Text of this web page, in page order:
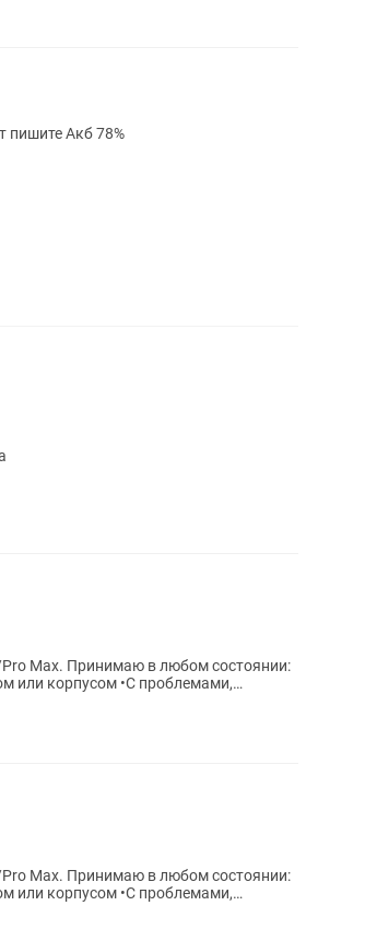
Айфон 12 Про Мах в отличном состоянии. Все работает пишите Акб 78%
Max. Принимаю в любом состоянии:
или корпусом •С проблемами,
Max. Принимаю в любом состоянии:
или корпусом •С проблемами,